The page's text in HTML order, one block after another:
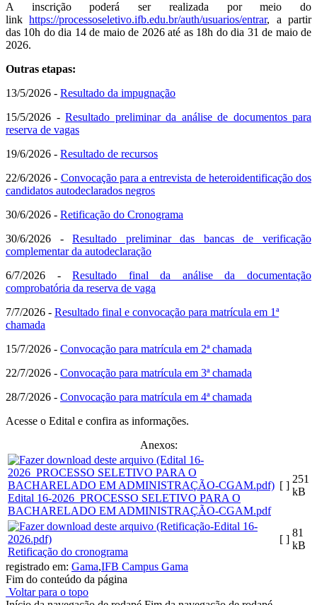
A inscrição poderá ser realizada por meio do
linkhttps://processoseletivo.ifb.edu.br/auth/usuarios/entrar, a partir
das 10h do dia 14 de maio de 2026 até as 18h do dia 31 de maio de
2026.
Outras etapas:
13/5/2026 - Resultado da impugnação
15/5/2026 - Resultado preliminar da análise de documentos para
reserva de vagas
19/6/2026 - Resultado de recursos
22/6/2026 - Convocação para a entrevista de heteroidentificação dos
candidatos autodeclarados negros
30/6/2026 - Retificação do Cronograma
30/6/2026 -Resultado preliminar das bancas de verificação
complementar da autodeclaração
6/7/2026 -Resultado final da análise da documentação
comprobatória da reserva de vaga
7/7/2026 - Resultado final e convocação para matrícula em 1ª
chamada
15/7/2026 - Convocação para matrícula em 2ª chamada
22/7/2026 - Convocação para matrícula em 3ª chamada
28/7/2026 - Convocação para matrícula em 4ª chamada
Acesse o Edital e confira as informações.
Anexos:
Edital 16-2026_PROCESSO SELETIVO PARA O
BACHARELADO EM ADMINISTRAÇÃO-CGAM.pdf
[ ]
251
kB
Retificação do cronograma
[ ]
81
kB
registrado em: Gama,IFB Campus Gama
Fim do conteúdo da página
Voltar para o topo